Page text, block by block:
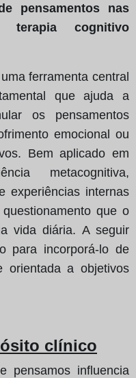
pensamentos nas
cognitivo
ferramenta central
que ajuda a
os pensamentos
emocional ou
Bem aplicado em
metacognitiva,
experiências internas
que o
vida diária. A seguir
para incorporá-lo de
orientada a objetivos
clínico
pensamos influencia